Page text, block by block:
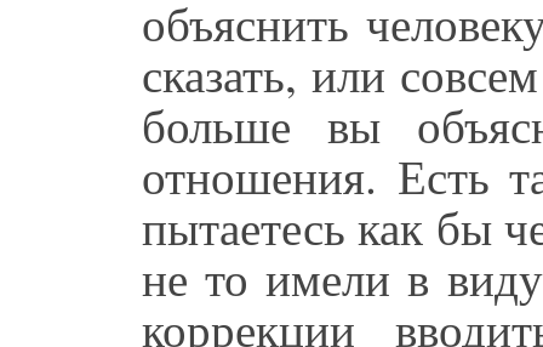
объяснить
сказать, или
больше вы
отношения. Есть
пытаетесь как бы
не то имели в
коррекции